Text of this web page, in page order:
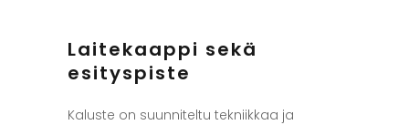
Laitekaappi sekä
esityspiste
Kaluste on suunniteltu tekniikkaa ja